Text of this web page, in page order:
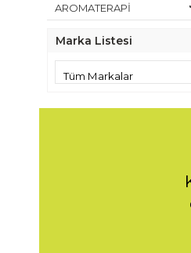
AROMATERAPİ
Marka Listesi